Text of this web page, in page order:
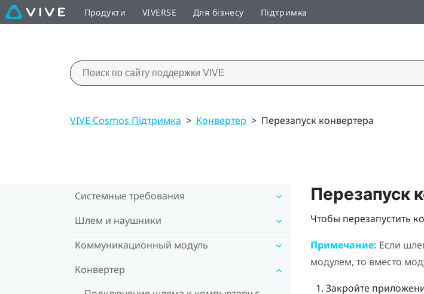
Продукти VIVERSE Для бізнесу Підтримка
VIVE Cosmos Підтримка > Конвертер > Перезапуск конвертера
Системные требования
Шлем и наушники
Коммуникационный модуль
Конвертер
Перезапуск
Чтобы перезапустить
Примечание: Если
модулем, то вместо
Закройте